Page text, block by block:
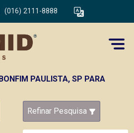
(016) 2111-8888
PAULISTA, SP PARA
Refinar Pesquisa